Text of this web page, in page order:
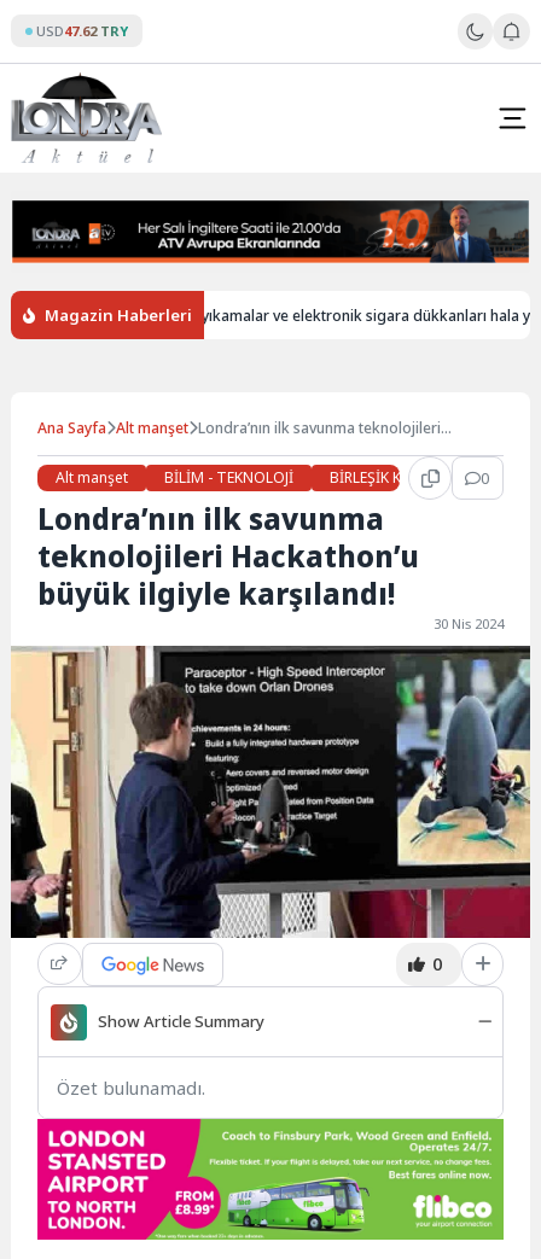
content
USD47.62 TRY
Magazin Haberleri
İngiltere’de oto yıkamalar ve elektronik sigara dükkanları hala
Ana Sayfa Alt manşet Londra’nın ilk savunma teknolojileri
Alt manşet
BİLİM - TEKNOLOJİ BİRLEŞİK KRALLIK 0
Londra’nın ilk savunma
teknolojileri Hackathon’u
büyük ilgiyle karşılandı!
30 Nis 2024
0
Show Article Summary
Özet bulunamadı.